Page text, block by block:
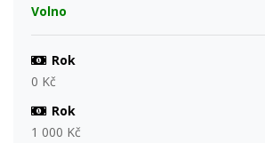
Volno
Rok
0 Kč
Rok
1 000 Kč